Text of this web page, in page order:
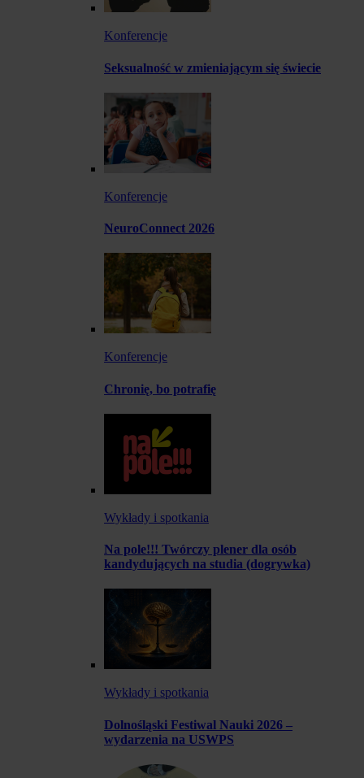
Konferencje
Seksualność w zmieniającym się świecie
Konferencje
NeuroConnect 2026
Konferencje
Chronię, bo potrafię
Wykłady i spotkania
Na pole!!! Twórczy plener dla osób
kandydujących na studia (dogrywka)
Wykłady i spotkania
Dolnośląski Festiwal Nauki 2026 –
wydarzenia na USWPS